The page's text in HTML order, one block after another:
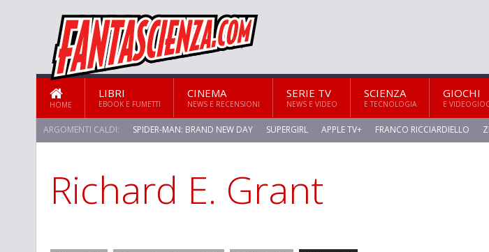
HOME
LIBRI
EBOOK E FUMETTI
CINEMA
NEWS E RECENSIONI
SERIE TV
NEWS E VIDEO
SCIENZA
E TECNOLOGIA
GIOCHI
E
ARGOMENTI CALDI: SPIDER-MAN: BRAND NEW DAY SUPERGIRL APPLE TV+ FRANCO RICCIARDIELLO
Richard E. Grant